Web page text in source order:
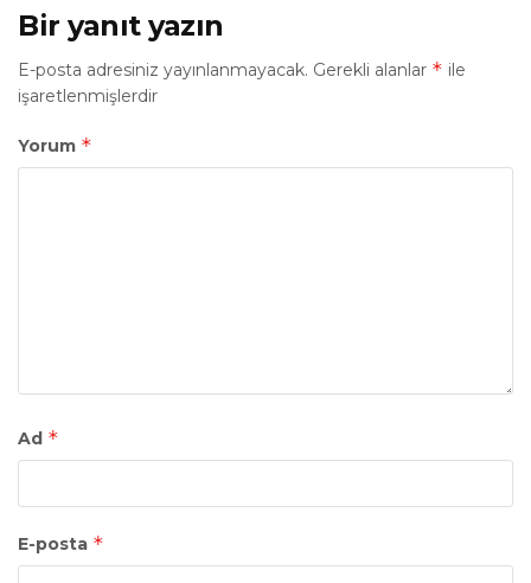
Bir yanıt yazın
E-posta adresiniz yayınlanmayacak. Gerekli alanlar * ile
işaretlenmişlerdir
Yorum *
Ad *
E-posta *